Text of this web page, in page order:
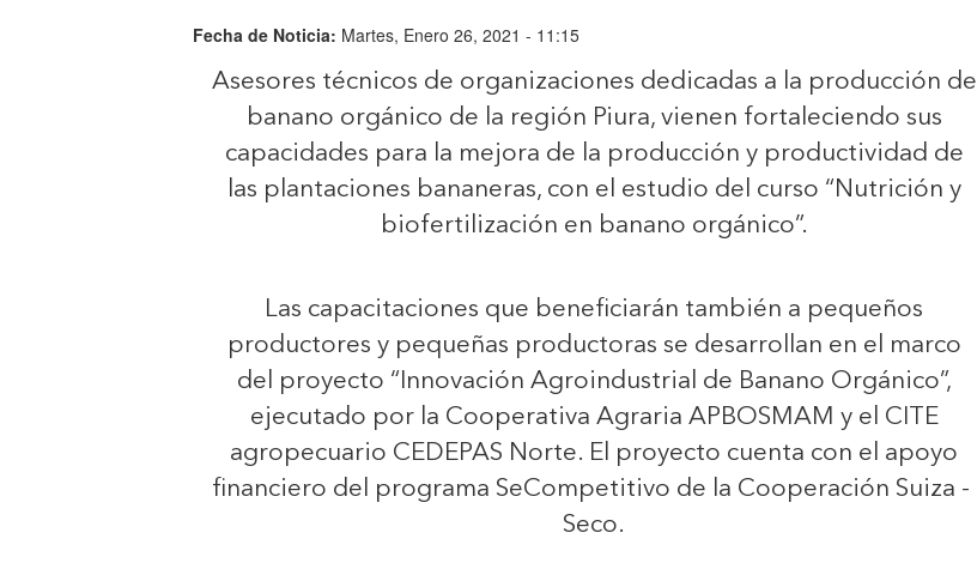
Fecha de Noticia: Martes, Enero 26, 2021 - 11:15
Asesores técnicos de organizaciones dedicadas a la producción de
banano orgánico de la región Piura, vienen fortaleciendo sus
capacidades para la mejora de la producción y productividad de
las plantaciones bananeras, con el estudio del curso “Nutrición y
biofertilización en banano orgánico”.
Las capacitaciones que beneficiarán también a pequeños
productores y pequeñas productoras se desarrollan en el marco
del proyecto “Innovación Agroindustrial de Banano Orgánico”,
ejecutado por la Cooperativa Agraria APBOSMAM y el CITE
agropecuario CEDEPAS Norte. El proyecto cuenta con el apoyo
financiero del programa SeCompetitivo de la Cooperación Suiza -
Seco.